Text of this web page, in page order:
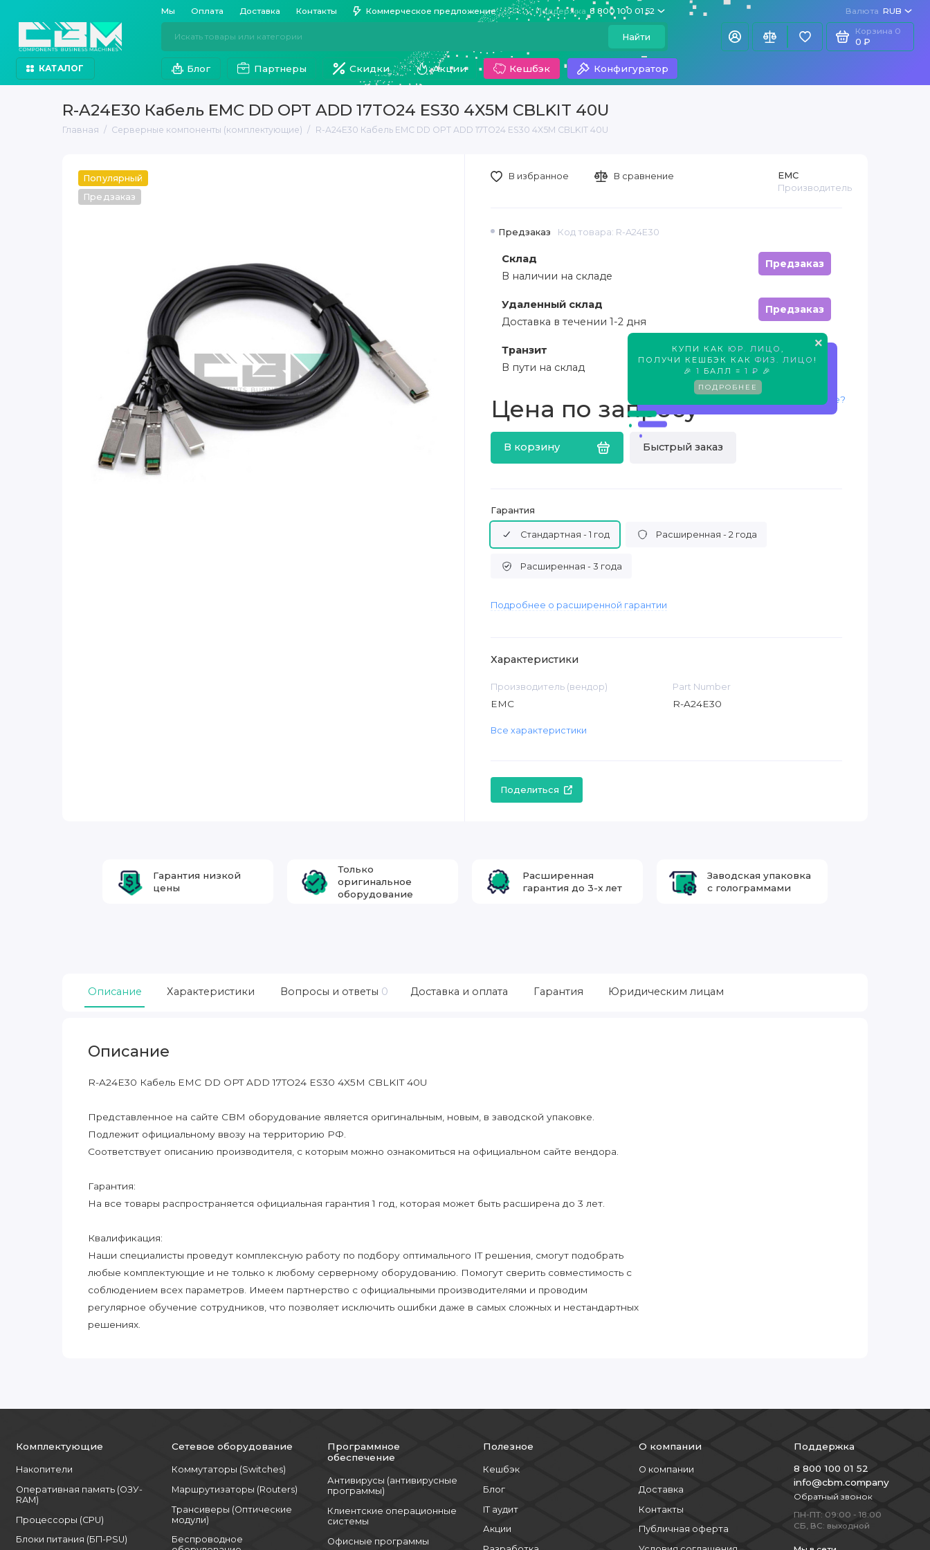
Мы Оплата Доставка Контакты Коммерческое предложение Поддержка 8 800 100 01 52 Валюта RUB
Найти
Корзина 0
0 ₽
КАТАЛОГ Блог Партнеры Скидки Акции Кешбэк Конфигуратор
R-A24E30 Кабель EMC DD OPT ADD 17TO24 ES30 4X5M CBLKIT 40U
Главная Серверные компоненты (комплектующие) R-A24E30 Кабель EMC DD OPT ADD 17TO24 ES30 4X5M CBLKIT 40U
Популярный
Предзаказ
×
КУПИ КАК ЮР. ЛИЦО
ПОЛУЧИ КЕШБЭК КАК ФИЗ. ЛИЦО !
🎉 1 БАЛЛ = 1 ₽ 🎉
ПОДРОБНЕЕ
Предзаказ Код товара: R-A24E30
EMC
Производитель
Склад
Предзаказ
В наличии на складе
Удаленный склад
Предзаказ
Доставка в течении 1-2 дня
Транзит
Предзаказ
В пути на склад
Цена по запросу
В корзину Быстрый заказ
Нашли дешевле?
В избранное В сравнение
Гарантия
Стандартная - 1 год Расширенная - 2 года
Расширенная - 3 года
Подробнее о расширенной гарантии
Характеристики
Производитель (вендор)
EMC
Part Number
R-A24E30
Все характеристики
Поделиться
Гарантия низкой
цены
Только
оригинальное
оборудование
Расширенная
гарантия до 3-х лет
Заводская упаковка
с голограммами
Описание Характеристики Вопросы и ответы 0 Доставка и оплата Гарантия Юридическим лицам
Описание
R-A24E30 Кабель EMC DD OPT ADD 17TO24 ES30 4X5M CBLKIT 40U
Представленное на сайте CBM оборудование является оригинальным, новым, в заводской упаковке.
Подлежит официальному ввозу на территорию РФ.
Соответствует описанию производителя, с которым можно ознакомиться на официальном сайте вендора.
Гарантия:
На все товары распространяется официальная гарантия 1 год, которая может быть расширена до 3 лет.
Квалификация:
Наши специалисты проведут комплексную работу по подбору оптимального IT решения, смогут подобрать
любые комплектующие и не только к любому серверному оборудованию. Помогут сверить совместимость с
соблюдением всех параметров. Имеем партнерство с официальными производителями и проводим
регулярное обучение сотрудников, что позволяет исключить ошибки даже в самых сложных и нестандартных
решениях.
Комплектующие
Накопители
Оперативная память (ОЗУ-
RAM)
Процессоры (CPU)
Блоки питания (БП-PSU)
Сетевое оборудование
Коммутаторы (Switches)
Маршрутизаторы (Routers)
Трансиверы (Оптические
модули)
Беспроводное
Программное
обеспечение
Антивирусы (антивирусные
программы)
Клиентские операционные
системы
Офисные программы
Полезное
Кешбэк
Блог
IT аудит
Акции
О компании
О компании
Доставка
Контакты
Публичная оферта
Поддержка
8 800 100 01 52
info@cbm.company
Обратный звонок
ПН-ПТ: 09:00 - 18:00
СБ, ВС: выходной